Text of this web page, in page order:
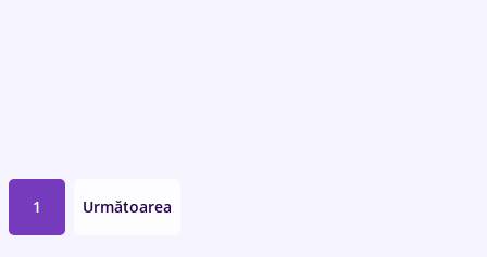
1 Următoarea